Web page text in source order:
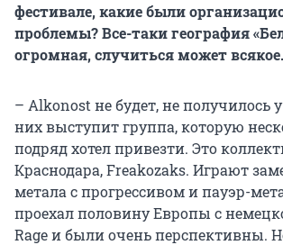
фестивале, какие были
проблемы? Все-таки география
огромная, случиться может всякое.
– Alkonost не будет, не получилось
них выступит группа, которую
подряд хотел привезти. Это
Краснодара, Freakozaks. Играют
метала с прогрессивом и пауэр-
проехал половину Европы с
Rage и были очень перспективны.